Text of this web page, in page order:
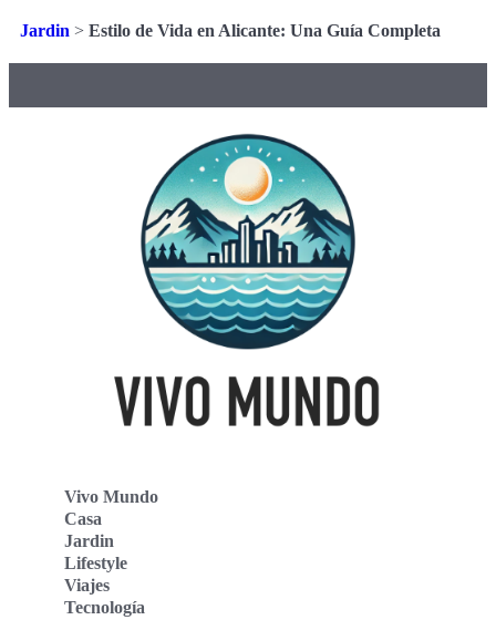
Jardin > Estilo de Vida en Alicante: Una Guía Completa
Vivo Mundo
Casa
Jardin
Lifestyle
Viajes
Tecnología